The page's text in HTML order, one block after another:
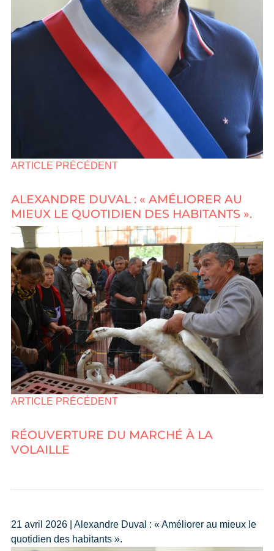
ARTICLE PRÉCÉDENT
ALEXANDRE DUVAL : « AMÉLIORER AU
MIEUX LE QUOTIDIEN DES HABITANTS ».
ARTICLE PRÉCÉDENT
RÉOUVERTURE DU MARCHÉ À LA
VOLAILLE
21 avril 2026 | Alexandre Duval : « Améliorer au mieux le
quotidien des habitants ».